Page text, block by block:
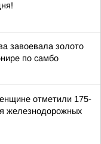
завоевала золото
по самбо
отметили 175-
железнодорожных